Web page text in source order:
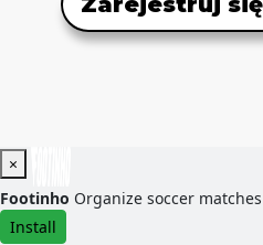
×
Footinho Organize soccer
Install